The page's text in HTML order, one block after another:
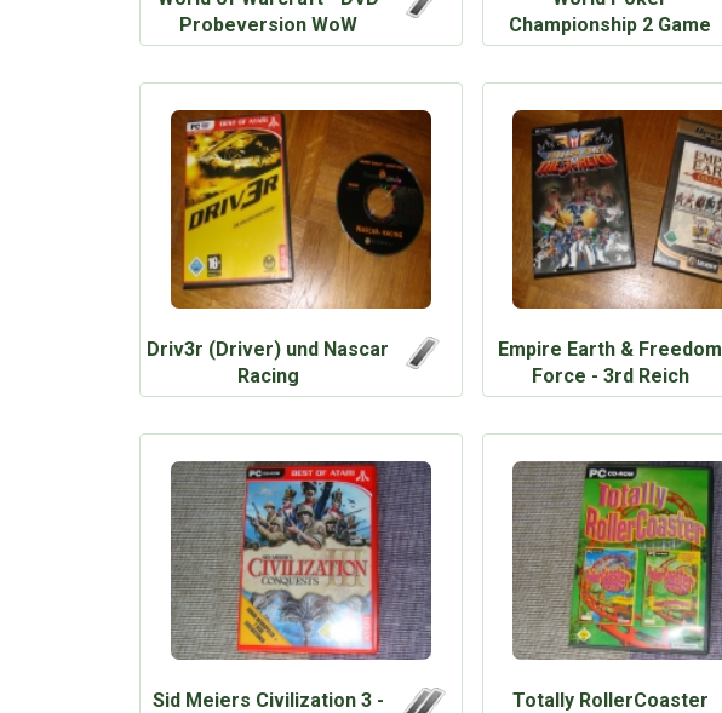
Probeversion WoW
Championship 2 Game
Driv3r (Driver) und Nascar
Racing
Empire Earth & Freedom
Force - 3rd Reich
Sid Meiers Civilization 3 -
Totally RollerCoaster